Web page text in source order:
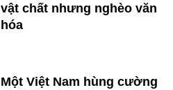
vật chất nhưng nghèo văn
hóa
Một Việt Nam hùng cường